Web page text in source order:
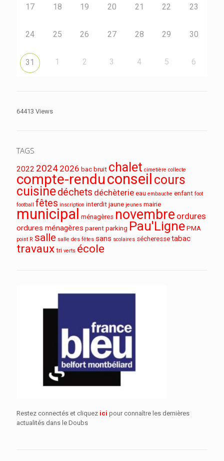
17 18 19 20 21 22 23
24 25 26 27 28 29 30
31 1 2 3 4 5 6
64413 Views
TAGS
2022 2024 2026 bac bruit chalet cimetière collecte
compte-renduconseil cours
cuisinedéchets déchèterie eau embauche enfant foot
football fêtes inscription interdit jaune jeunes mairie
municipal ménagères novembre ordures
ordures ménagères parent parking Pau'Ligne PMA
point R salle salle des fêtes sans scolaires sécheresse tabac
travaux tri verts école
Restez connectés et cliquez ici pour connaître les dernières
actualités dans le Doubs